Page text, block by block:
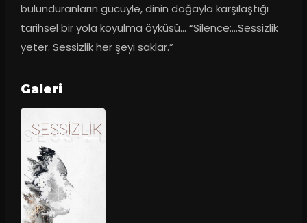
bulunduranların gücüyle, dinin doğayla karşılaştığı
tarihsel bir yola koyulma öyküsü… “Silence:…Sessizlik
yeter. Sessizlik her şeyi saklar.”
Galeri